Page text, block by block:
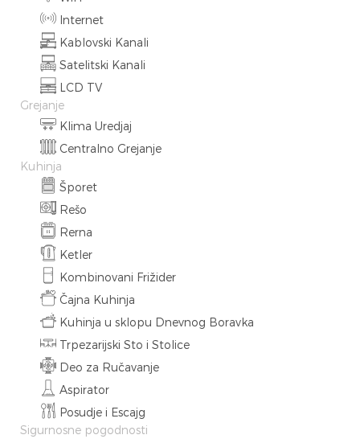
Internet
Kablovski Kanali
Satelitski Kanali
LCD TV
Grejanje
Klima Uredjaj
Centralno Grejanje
Kuhinja
Šporet
Rešo
Rerna
Ketler
Kombinovani Frižider
Čajna Kuhinja
Kuhinja u sklopu Dnevnog Boravka
Trpezarijski Sto i Stolice
Deo za Ručavanje
Aspirator
Posudje i Escajg
Sigurnosne pogodnosti